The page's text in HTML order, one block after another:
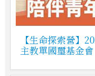
【生命探索營】
主教單國璽基金會